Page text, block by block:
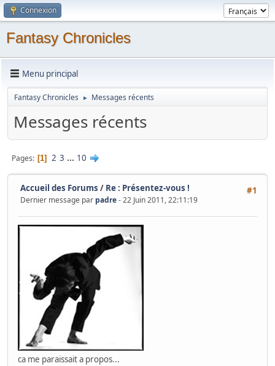
Connexion
Fantasy Chronicles
Menu principal
Fantasy Chronicles ► Messages récents
Messages récents
Pages 1 2 3 ... 10
#1
Accueil des Forums / Re : Présentez-vous !
Dernier message par padre- 22 Juin 2011, 22:11:19
ca me paraissait a propos...